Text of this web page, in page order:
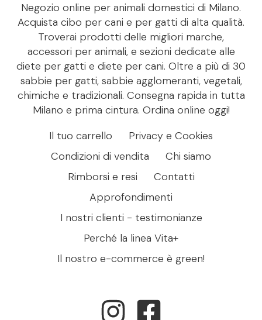
Negozio online per animali domestici di Milano.
Acquista cibo per cani e per gatti di alta qualità.
Troverai prodotti delle migliori marche,
accessori per animali, e sezioni dedicate alle
diete per gatti e diete per cani. Oltre a più di 30
sabbie per gatti, sabbie agglomeranti, vegetali,
chimiche e tradizionali. Consegna rapida in tutta
Milano e prima cintura. Ordina online oggi!
Il tuo carrello
Privacy e Cookies
Condizioni di vendita
Chi siamo
Rimborsi e resi
Contatti
Approfondimenti
I nostri clienti - testimonianze
Perché la linea Vita+
Il nostro e-commerce è green!